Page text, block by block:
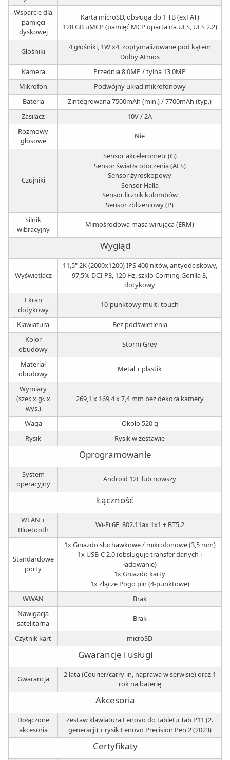
Wsparcie dla
pamięci
dyskowej
Karta microSD, obsługa do 1 TB (exFAT)
128 GB uMCP (pamięć MCP oparta na UFS, UFS 2.2)
Głośniki
4 głośniki, 1W x4, zoptymalizowane pod kątem
Dolby Atmos
Kamera
Przednia 8,0MP / tylna 13,0MP
Mikrofon
Podwójny układ mikrofonowy
Bateria
Zintegrowana 7500mAh (min.) / 7700mAh (typ.)
Zasilacz
10V / 2A
Rozmowy
głosowe
Nie
Czujniki
Sensor akcelerometr (G)
Sensor światła otoczenia (ALS)
Sensor żyroskopowy
Sensor Halla
Sensor licznik kulombów
Sensor zbliżeniowy (P)
Silnik
wibracyjny
Mimośrodowa masa wirująca (ERM)
Wygląd
Wyświetlacz
11,5" 2K (2000x1200) IPS 400 nitów, antyodciskowy,
97,5% DCI-P3, 120 Hz, szkło Corning Gorilla 3,
dotykowy
Ekran
dotykowy
10-punktowy multi-touch
Klawiatura
Bez podświetlenia
Kolor
obudowy
Storm Grey
Materiał
obudowy
Metal + plastik
Wymiary
(szer. x gł. x
wys.)
269,1 x 169,4 x 7,4 mm bez dekora kamery
Waga
Około 520 g
Rysik
Rysik w zestawie
Oprogramowanie
System
operacyjny
Android 12L lub nowszy
Łączność
WLAN +
Bluetooth
Wi-Fi 6E, 802.11ax 1x1 + BT5.2
Standardowe
porty
1x Gniazdo słuchawkowe / mikrofonowe (3,5 mm)
1x USB-C 2.0 (obsługuje transfer danych i
ładowanie)
1x Gniazdo karty
1x Złącze Pogo pin (4-punktowe)
WWAN
Brak
Nawigacja
satelitarna
Brak
Czytnik kart microSD
Gwarancje i usługi
Gwarancja
2 lata (Courier/carry-in, naprawa w serwisie) oraz 1
rok na baterię
Akcesoria
Dołączone
akcesoria
Zestaw klawiatura Lenovo do tabletu Tab P11 (2.
generacji) + rysik Lenovo Precision Pen 2 (2023)
Certyfikaty